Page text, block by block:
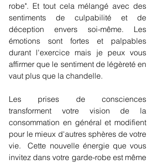
robe". Et tout cela mélangé avec des
sentiments de culpabilité et de
déception envers soi-même. Les
émotions sont fortes et palpables
durant l'exercice mais je peux vous
affirmer que le sentiment de légèreté en
vaut plus que la chandelle.
Les prises de consciences
transforment votre vision de la
consommation en général et modifient
pour le mieux d'autres sphères de votre
vie.  Cette nouvelle énergie que vous
invitez dans votre garde-robe est même